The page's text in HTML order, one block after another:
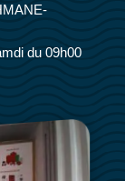
du 09h00